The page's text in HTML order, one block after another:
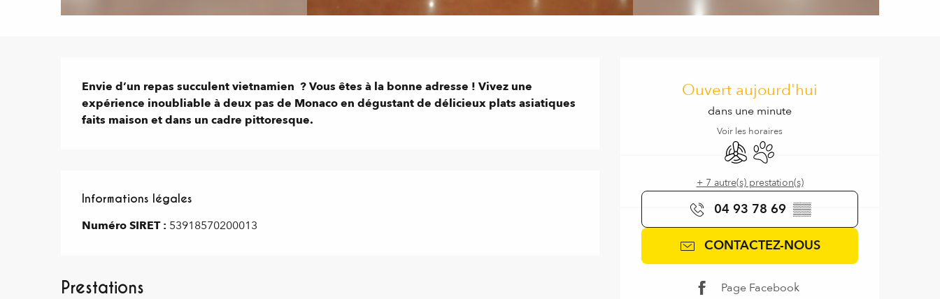
Ouvert aujourd'hui
dans une minute
Voir les horaires
Air conditionné
Animaux acceptés
+ 7 autre(s) prestation(s)
04 93 78 69 ▒▒
CONTACTEZ-NOUS
Page Facebook
Description
Envie d’un repas succulent vietnamien  ? Vous êtes à la bonne adresse ! Vivez une
expérience inoubliable à deux pas de Monaco en dégustant de délicieux plats asiatiques
faits maison et dans un cadre pittoresque.
Informations légales
Informations légales
Numéro SIRET : 53918570200013
Prestations